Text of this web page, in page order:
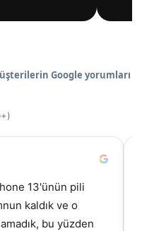
Google yorumları
için geldim, iyi ki
takıldıydı, t…